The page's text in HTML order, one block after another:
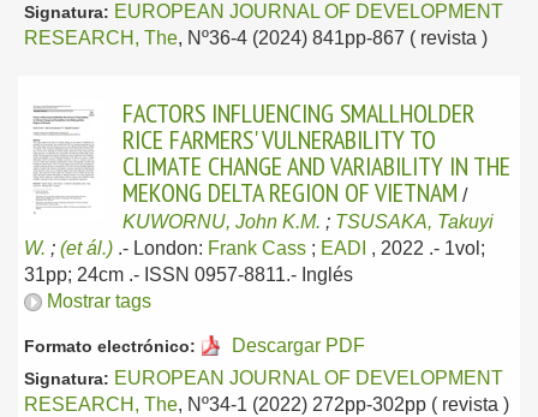
Signatura: EUROPEAN JOURNAL OF DEVELOPMENT
RESEARCH, The, Nº36-4 (2024) 841pp-867 ( revista )
FACTORS INFLUENCING SMALLHOLDER
RICE FARMERS' VULNERABILITY TO
CLIMATE CHANGE AND VARIABILITY IN THE
MEKONG DELTA REGION OF VIETNAM /
KUWORNU, John K.M. ; TSUSAKA, Takuyi
W. ; (et ál.) .- London: Frank Cass ; EADI , 2022 .- 1vol;
31pp; 24cm .- ISSN 0957-8811.- Inglés
Mostrar tags
Formato electrónico: Descargar PDF
Signatura: EUROPEAN JOURNAL OF DEVELOPMENT
RESEARCH, The, Nº34-1 (2022) 272pp-302pp ( revista )